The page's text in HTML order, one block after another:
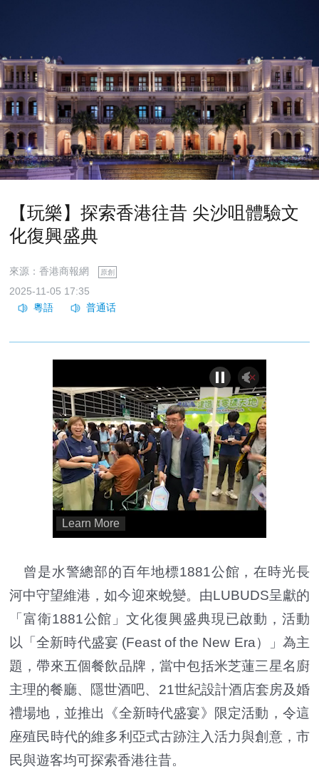
【玩樂】探索香港往昔 尖沙咀體驗文
化復興盛典
來源：香港商報網 原創
2025-11-05 17:35
曾是水警總部的百年地標1881公館，在時光長
河中守望維港，如今迎來蛻變。由LUBUDS呈獻的
「富衛1881公館」文化復興盛典現已啟動，活動
以「全新時代盛宴 (Feast of the New Era）」為主
題，帶來五個餐飲品牌，當中包括米芝蓮三星名廚
主理的餐廳、隱世酒吧、21世紀設計酒店套房及婚
禮場地，並推出《全新時代盛宴》限定活動，令這
座殖民時代的維多利亞式古跡注入活力與創意，市
民與遊客均可探索香港往昔。